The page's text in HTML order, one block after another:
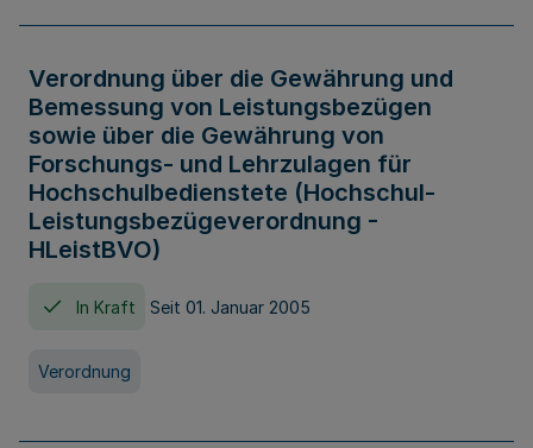
Verordnung über die Gewährung und
Bemessung von Leistungsbezügen
sowie über die Gewährung von
Forschungs- und Lehrzulagen für
Hochschulbedienstete (Hochschul-
Leistungsbezügeverordnung -
HLeistBVO)
In Kraft Seit 01. Januar 2005
Verordnung